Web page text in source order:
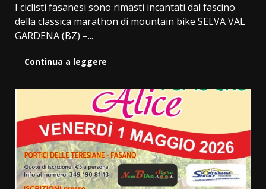
I ciclisti fasanesi sono rimasti incantati dal fascino
della classica marathon di mountain bike SELVA VAL
GARDENA (BZ) –...
Continua a leggere